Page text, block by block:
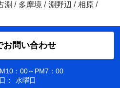
淵 / 多摩境 / 淵野辺 / 相原 /
お問い合わせ
：00～PM7：00
：
水曜日